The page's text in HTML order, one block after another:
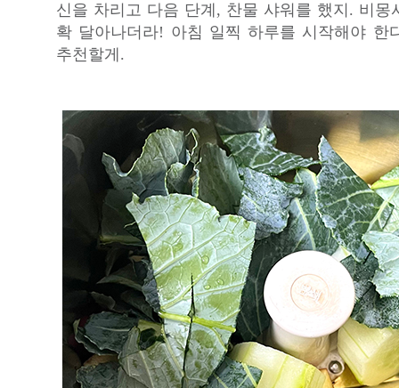
신을 차리고 다음 단계, 찬물 샤워를 했지. 비몽
확 달아나더라! 아침 일찍 하루를 시작해야 한
추천할게.